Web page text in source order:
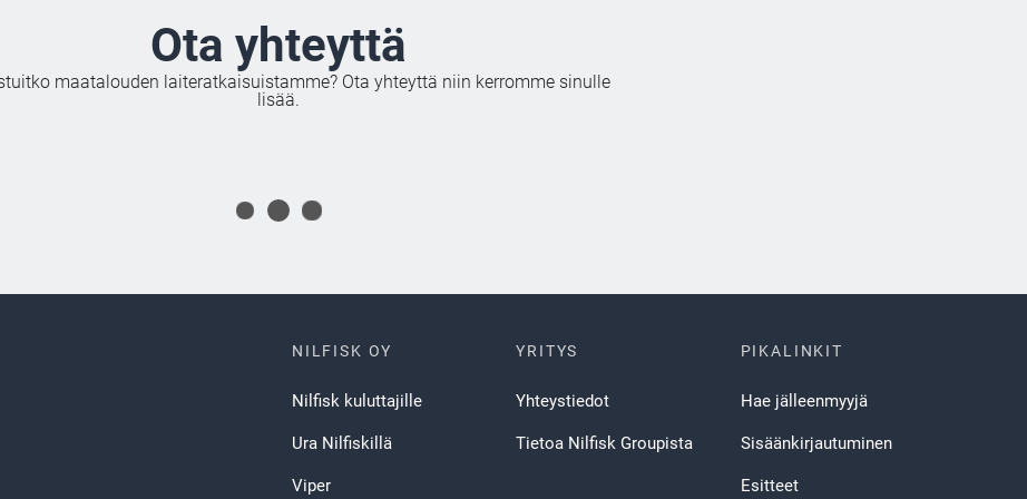
Ota yhteyttä
maatalouden laiteratkaisuistamme? Ota yhteyttä niin kerromme sinulle
lisää.
NILFISK OY
Nilfisk kuluttajille
Ura Nilfiskillä
Viper
YRITYS
Yhteystiedot
Tietoa Nilfisk Groupista
PIKALINKIT
Hae jälleenmyyjä
Sisäänkirjautuminen
Esitteet